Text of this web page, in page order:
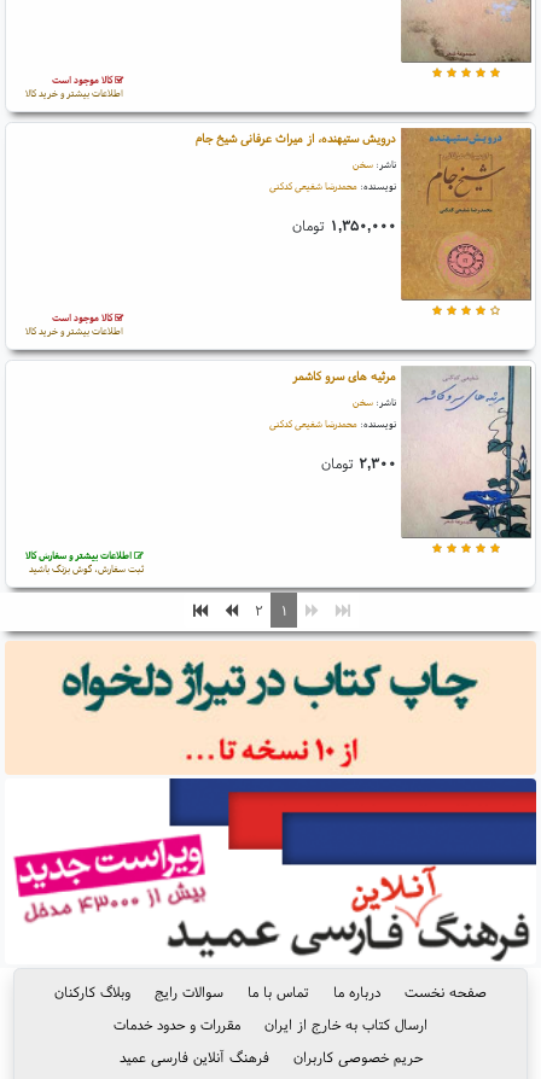
کالا موجود است
اطلاعات بیشتر و خرید کالا
درویش ستیهنده، از میراث عرفانی شیخ جام
ناشر: سخن
نویسنده: محمدرضا شفیعی کدکنی
۱,۳۵۰,۰۰۰ تومان
کالا موجود است
اطلاعات بیشتر و خرید کالا
مرثیه های سرو کاشمر
ناشر: سخن
نویسنده: محمدرضا شفیعی کدکنی
۲,۳۰۰ تومان
اطلاعات بیشتر و سفارش کالا
ثبت سفارش، گوش بزنگ باشید
۱ ۲
صفحه نخست درباره ما تماس با ما سوالات رایج
وبلاگ کارکنان
ارسال کتاب به خارج از ایران
مقررات و حدود خدمات
حریم خصوصی کاربران
فرهنگ آنلاین فارسی عمید